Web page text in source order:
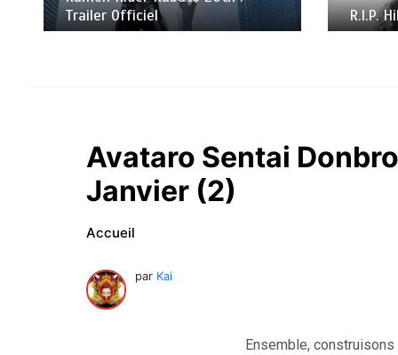
Trailer Officiel
R.I.P.
Avataro Sentai
Janvier (2)
Accueil
par Kai
Ensemble,